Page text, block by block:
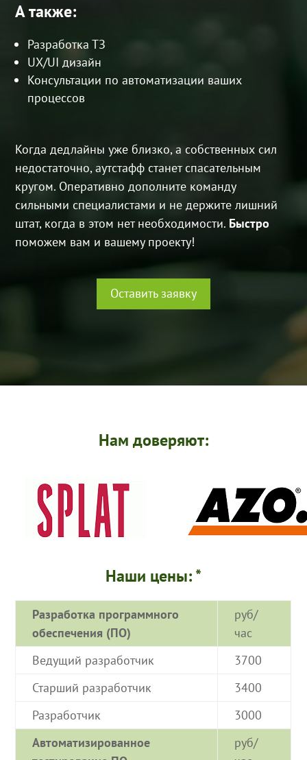
А также:
Разработка ТЗ
UX/UI дизайн
Консультации по автоматизации ваших
процессов
Когда дедлайны уже близко, а собственных сил
недостаточно, аутстафф станет спасательным
кругом. Оперативно дополните команду
сильными специалистами и не держите лишний
штат, когда в этом нет необходимости. Быстро
поможем вам и вашему проекту!
Оставить заявку
Нам доверяют:
Наши цены: *
Разработка программного
обеспечения (ПО)
руб/
час
Ведущий разработчик
3700
Старший разработчик
3400
Разработчик
3000
Автоматизированное
руб/